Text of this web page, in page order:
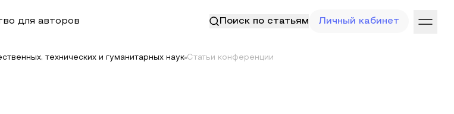
для авторов Поиск по статьям Личный кабинет
технических и гуманитарных наук Статьи конференции